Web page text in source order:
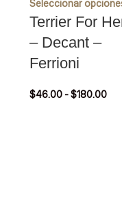
Seleccionar
Terrier For
– Decant –
Ferrioni
$46.00 -$180.00